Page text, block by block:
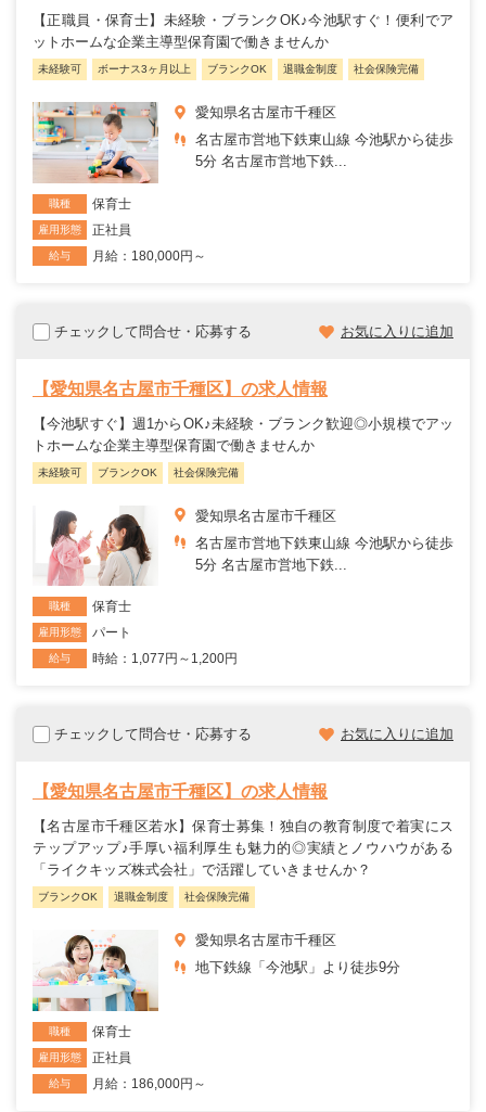
【正職員・保育士】未経験・ブランクOK♪今池駅すぐ！便利でア
ットホームな企業主導型保育園で働きませんか
未経験可 ボーナス3ヶ月以上 ブランクOK 退職金制度 社会保険完備
愛知県名古屋市千種区
名古屋市営地下鉄東山線 今池駅から徒歩
5分 名古屋市営地下鉄...
職種 保育士
雇用形態 正社員
給与 月給：180,000円～
チェックして問合せ・応募する お気に入りに追加
【愛知県名古屋市千種区】の求人情報
【今池駅すぐ】週1からOK♪未経験・ブランク歓迎◎小規模でアッ
トホームな企業主導型保育園で働きませんか
未経験可 ブランクOK 社会保険完備
愛知県名古屋市千種区
名古屋市営地下鉄東山線 今池駅から徒歩
5分 名古屋市営地下鉄...
職種 保育士
雇用形態 パート
給与 時給：1,077円～1,200円
チェックして問合せ・応募する お気に入りに追加
【愛知県名古屋市千種区】の求人情報
【名古屋市千種区若水】保育士募集！独自の教育制度で着実にス
テップアップ♪手厚い福利厚生も魅力的◎実績とノウハウがある
「ライクキッズ株式会社」で活躍していきませんか？
ブランクOK 退職金制度 社会保険完備
愛知県名古屋市千種区
地下鉄線「今池駅」より徒歩9分
職種 保育士
雇用形態 正社員
給与 月給：186,000円～